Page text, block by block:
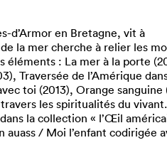
d’Armor en Bretagne, vit à
la mer cherche à relier les
éléments : La mer à la porte
Traversée de l’Amérique
toi (2013), Orange sanguine
les spiritualités du
la collection « l’Œil
auass / Moi l’enfant codirigée